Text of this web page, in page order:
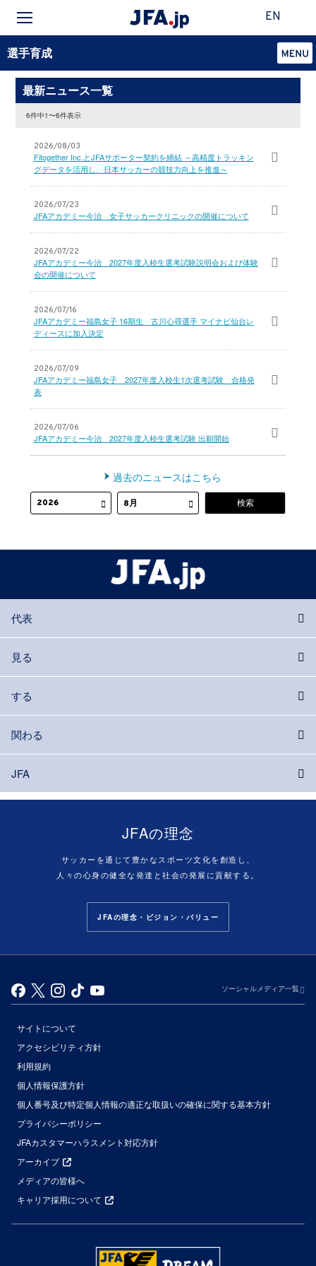
EN
選手育成
最新ニュース一覧
6件中1〜6件表示
2026/08/03
Fitogether Inc.とJFAサポーター契約を締結 ～高精度トラッキン
グデータを活用し、日本サッカーの競技力向上を推進～
2026/07/23
JFAアカデミー今治 女子サッカークリニックの開催について
2026/07/22
JFAアカデミー今治 2027年度入校生選考試験説明会および体験
会の開催について
2026/07/16
JFAアカデミー福島女子 16期生 古川心尋選手 マイナビ仙台レ
ディースに加入決定
2026/07/09
JFAアカデミー福島女子 2027年度入校生1次選考試験 合格発
表
2026/07/06
JFAアカデミー今治 2027年度入校生選考試験 出願開始
過去のニュースはこちら
代表
見る
する
関わる
JFA
JFAの理念
サッカーを通じて豊かなスポーツ文化を創造し、
人々の心身の健全な発達と社会の発展に貢献する。
JFAの理念・ビジョン・バリュー
ソーシャルメディア一覧
サイトについて
アクセシビリティ方針
利用規約
個人情報保護方針
個人番号及び特定個人情報の適正な取扱いの確保に関する基本方針
プライバシーポリシー
JFAカスタマーハラスメント対応方針
アーカイブ
メディアの皆様へ
キャリア採用について